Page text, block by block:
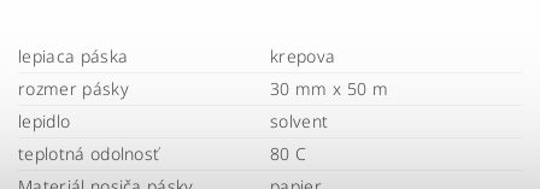
lepiaca páska
krepova
rozmer pásky
30 mm x 50 m
lepidlo
solvent
teplotná odolnosť
80 C